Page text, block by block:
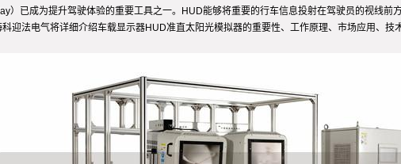
已成为提升驾驶体验的重要工具之一。HUD能够将重要的行车信息投射在驾驶员的视线前
迎法电气将详细介绍车载显示器HUD准直太阳光模拟器的重要性、工作原理、市场应用、